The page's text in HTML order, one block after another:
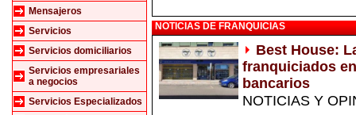
Mensajeros
Servicios
Servicios domiciliarios
Servicios empresariales
a negocios
Servicios Especializados
NOTICIAS DE FRANQUICIAS
Best House:
franquiciados
bancarios
NOTICIAS Y